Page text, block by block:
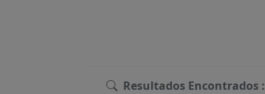
Resultados Encontrados :